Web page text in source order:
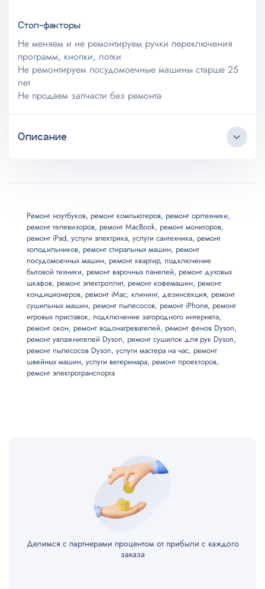
Стоп-факторы
Не меняем и не ремонтируем ручки переключения
программ, кнопки, лотки
Не ремонтируем посудомоечные машины старше 25
лет
Не продаем запчасти без ремонта
Описание
Мастер приезжает в удобное клиенту время
Длительная гарантия на услуги
Все запчасти и материалы в наличии
Возможны скидки до 20%
Ремонт ноутбуков, ремонт компьютеров, ремонт оргтехники,
ремонт телевизоров, ремонт MacBook, ремонт мониторов,
ремонт iPad, услуги электрика, услуги сантехника, ремонт
холодильников, ремонт стиральных машин, ремонт
посудомоечных машин, ремонт квартир, подключение
бытовой техники, ремонт варочных панелей, ремонт духовых
шкафов, ремонт электроплит, ремонт кофемашин, ремонт
кондиционеров, ремонт iMac, клининг, дезинсекция, ремонт
сушильных машин, ремонт пылесосов, ремонт iPhone, ремонт
игровых приставок, подключение загородного интернета,
ремонт окон, ремонт водонагревателей, ремонт фенов Dyson,
ремонт увлажнителей Dyson, ремонт сушилок для рук Dyson,
ремонт пылесосов Dyson, услуги мастера на час, ремонт
швейных машин, услуги ветеринара, ремонт проекторов,
ремонт электротранспорта
Делимся с партнерами процентом от прибыли с каждого
заказа